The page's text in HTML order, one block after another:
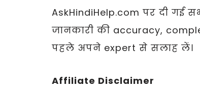
AskHindiHelp.com पर दी गई
जानकारी की accuracy,
पहले अपने expert से सलाह लें।
Affiliate Disclaimer